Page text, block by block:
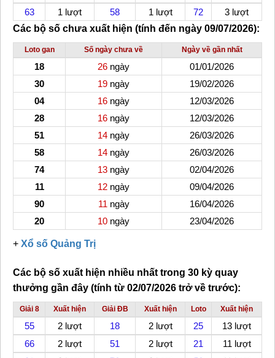
63
1 lượt 58 1 lượt 72
3 lượt
Các bộ số chưa xuất hiện (tính đến ngày 09/07/2026):
Loto gan Số ngày chưa về Ngày về gần nhất
18 26 ngày
01/01/2026
30
19 ngày
19/02/2026
04
16 ngày
12/03/2026
28
16 ngày
12/03/2026
51
14 ngày
26/03/2026
58
14 ngày
26/03/2026
74
13 ngày
02/04/2026
11
12 ngày
09/04/2026
90
11 ngày
16/04/2026
20
10 ngày 23/04/2026
+ Xổ số Quảng Trị
Các bộ số xuất hiện nhiều nhất trong 30 kỳ quay
thưởng gần đây (tính từ 02/07/2026 trở về trước):
Giải 8 Xuất hiện Giải ĐB Xuất hiện Loto Xuất hiện
55 2 lượt 18 2 lượt 25
13 lượt
66
2 lượt 51 2 lượt 21
11 lượt